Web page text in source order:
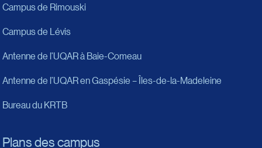
Campus de Rimouski
Campus de Lévis
Antenne de l’UQAR à Baie-Comeau
Antenne de l’UQAR en Gaspésie – Îles-de-la-Madeleine
Bureau du KRTB
Plans des campus